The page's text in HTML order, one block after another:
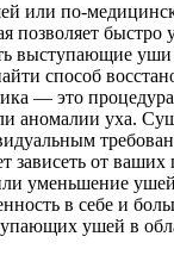
или по-
позволяет
выступающие уши
способ
— это
аномалии уха.
зависеть от ваших
уменьшение
в себе и
ушей в